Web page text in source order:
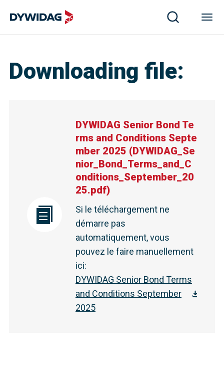
Downloading file:
DYWIDAG Senior Bond Te
rms and Conditions Septe
mber 2025 (DYWIDAG_Se
nior_Bond_Terms_and_C
onditions_September_20
25.pdf)
Si le téléchargement ne
démarre pas
automatiquement, vous
pouvez le faire manuellement
ici:
DYWIDAG Senior Bond Terms
and Conditions September
2025